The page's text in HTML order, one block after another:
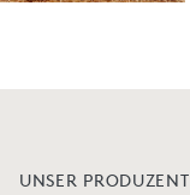
UNSER PRODUZENT